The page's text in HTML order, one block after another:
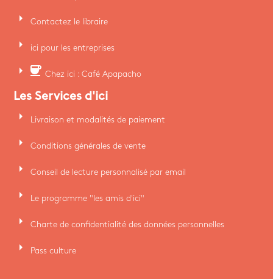
arrow_right Contactez le libraire
arrow_right ici pour les entreprises
arrow_right coffee Chez ici : Café Apapacho
Les Services d'ici
arrow_right Livraison et modalités de paiement
arrow_right Conditions générales de vente
arrow_right Conseil de lecture personnalisé par email
arrow_right Le programme "les amis d'ici"
arrow_right Charte de confidentialité des données personnelles
arrow_right Pass culture